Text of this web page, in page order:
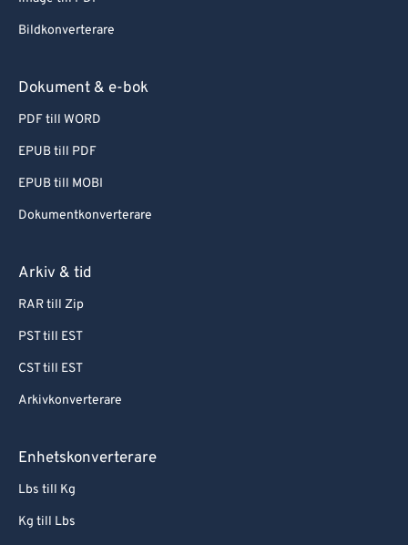
Bildkonverterare
Dokument & e-bok
PDF till WORD
EPUB till PDF
EPUB till MOBI
Dokumentkonverterare
Arkiv & tid
RAR till Zip
PST till EST
CST till EST
Arkivkonverterare
Enhetskonverterare
Lbs till Kg
Kg till Lbs